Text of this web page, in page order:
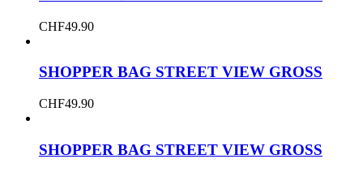
CHF49.90
SHOPPER BAG STREET VIEW GROSS
CHF49.90
SHOPPER BAG STREET VIEW GROSS